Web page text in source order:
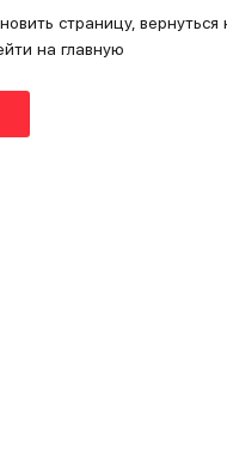
страницу, вернуться
на главную